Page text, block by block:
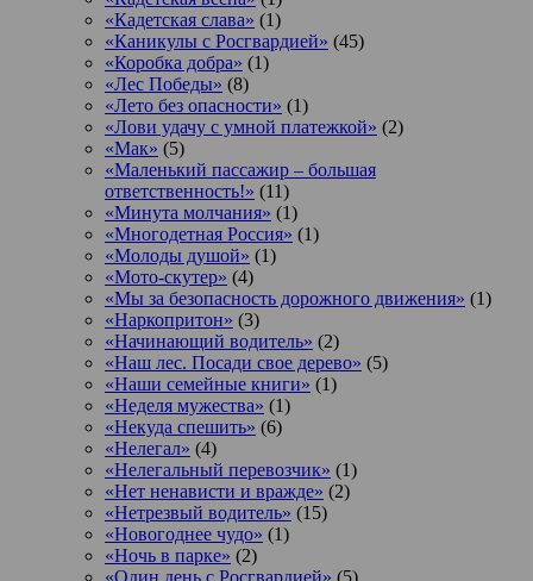
«Кадетская слава» (1)
«Каникулы с Росгвардией» (45)
«Коробка добра» (1)
«Лес Победы» (8)
«Лето без опасности» (1)
«Лови удачу с умной платежкой» (2)
«Мак» (5)
«Маленький пассажир – большая
ответственность!» (11)
«Минута молчания» (1)
«Многодетная Россия» (1)
«Молоды душой» (1)
«Мото-скутер» (4)
«Мы за безопасность дорожного движения» (1)
«Наркопритон» (3)
«Начинающий водитель» (2)
«Наш лес. Посади свое дерево» (5)
«Наши семейные книги» (1)
«Неделя мужества» (1)
«Некуда спешить» (6)
«Нелегал» (4)
«Нелегальный перевозчик» (1)
«Нет ненависти и вражде» (2)
«Нетрезвый водитель» (15)
«Новогоднее чудо» (1)
«Ночь в парке» (2)
«Один день с Росгвардией» (5)